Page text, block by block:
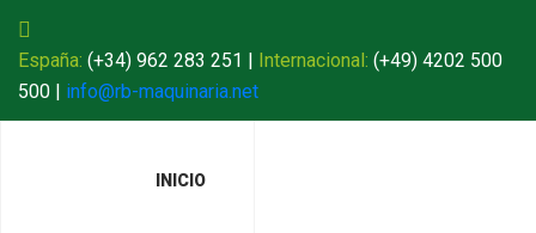
España: (+34) 962 283 251 | Internacional: (+49) 4202 500
500 | info@rb-maquinaria.net
INICIO